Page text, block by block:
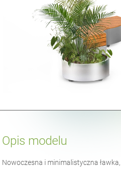
Opis modelu
Nowoczesna i minimalistyczna